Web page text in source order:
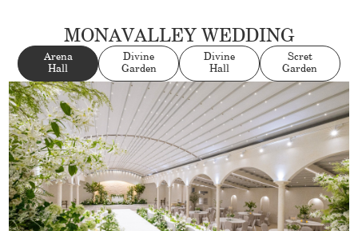
MONAVALLEY WEDDING
Arena
Hall
Divine
Garden
Divine
Hall
Scret
Garden